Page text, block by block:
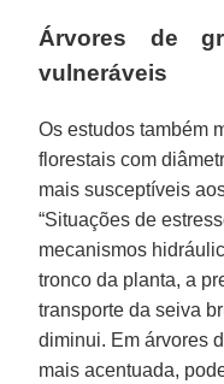
Árvores de
vulneráveis
Os estudos também
florestais com
mais susceptíveis
“Situações de
mecanismos
tronco da planta, a
transporte da seiva
diminui. Em árvores
mais acentuada,